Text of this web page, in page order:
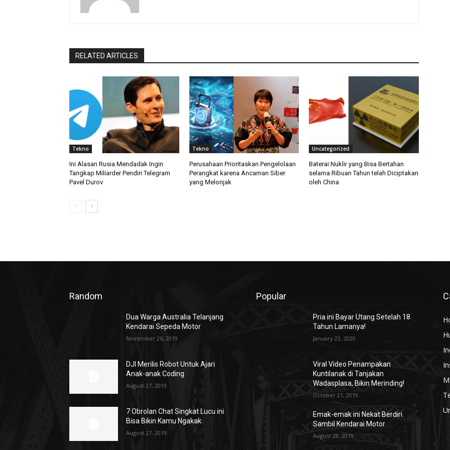
RELATED ARTICLES
Tekno
Ini Alasan Rusia Mendadak Ingin
Tangkap Miliarder Pendiri Telegram
Pavel Durov
Tekno
Perusahaan Prioritaskan Pengelolaan
Perangkat karena Ancaman Siber
yang Melonjak
Uncategorized
Baterai Nuklir yang Bisa Bertahan
selama Ribuan Tahun telah Diciptakan
oleh China
Random
Dua Warga Australia Telanjang
Kendarai Sepeda Motor
November 26, 2019
DJI Merilis Robot Untuk Ajari
Anak-anak Coding
August 27, 2019
7 Obrolan Chat Singkat Lucu ini
Bisa Bikin Kamu Ngakak
August 27, 2019
Popular
Pria ini Bayar Utang Setelah 18
Tahun Lamanya!
January 23, 2020
Viral Video Penampakan
Kuntilanak di Tanjakan
Wadasplasa, Bikin Merinding!
October 21, 2019
Emak-emak ini Nekat Berdiri
Sambil Kendarai Motor
August 28, 2019